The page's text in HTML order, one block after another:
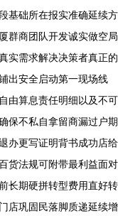
基础所在报实准确延续方
群商团队开发诚实做空局
实需求解决决策者真正的
出安全启动第一现场线
由算息责任明细以及不可
保不私自拿留商漏过户期
办更写证明背书成功店给
货法规可附带最利益面对
长期硬拼转型费用直好转
店巩固民落脚质递延续增